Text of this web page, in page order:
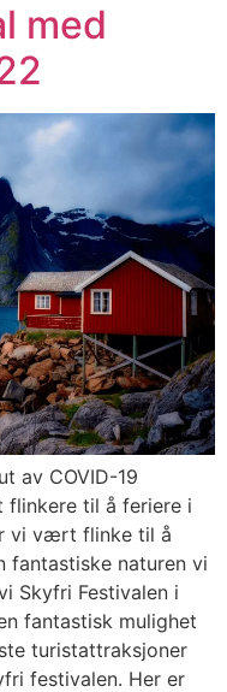
med
av COVID-19
flinkere til å feriere i
vi vært flinke til å
fantastiske naturen vi
Skyfri Festivalen i
fantastisk mulighet
turistattraksjoner
festivalen. Her er